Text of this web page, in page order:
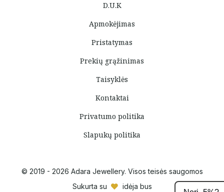
D.U.K
Apmokėjimas
Pristatymas
Prekių grąžinimas
Taisyklės
Kontaktai
Privatumo politika
Slapukų politika
© 2019 - 2026 Adara Jewellery. Visos teisės saugomos
Sukurta su
idėja bus